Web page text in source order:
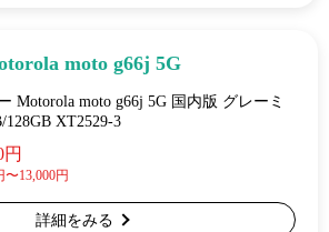
moto g66j 5G
Motorola moto g66j 5G 国内版 グレーミ
128GB XT2529-3
円
〜13,000円
詳細をみる